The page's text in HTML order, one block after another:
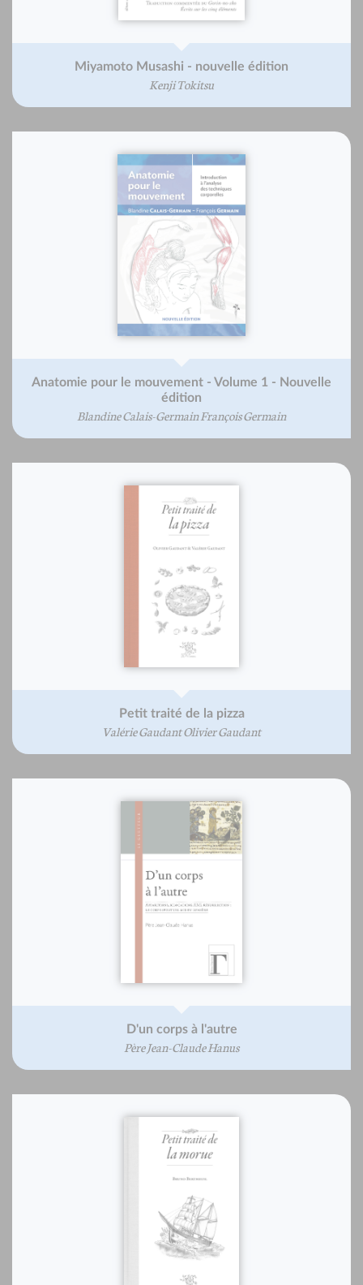
Miyamoto Musashi - nouvelle édition
Kenji Tokitsu
Anatomie pour le mouvement - Volume 1 - Nouvelle
édition
Blandine Calais-Germain François Germain
Petit traité de la pizza
Valérie Gaudant Olivier Gaudant
D'un corps à l'autre
Père Jean-Claude Hanus